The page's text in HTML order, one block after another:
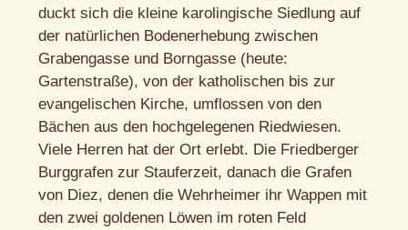
duckt sich die kleine karolingische Siedlung auf
der natürlichen Bodenerhebung zwischen
Grabengasse und Borngasse (heute:
Gartenstraße), von der katholischen bis zur
evangelischen Kirche, umflossen von den
Bächen aus den hochgelegenen Riedwiesen.
Viele Herren hat der Ort erlebt. Die Friedberger
Burggrafen zur Stauferzeit, danach die Grafen
von Diez, denen die Wehrheimer ihr Wappen mit
den zwei goldenen Löwen im roten Feld